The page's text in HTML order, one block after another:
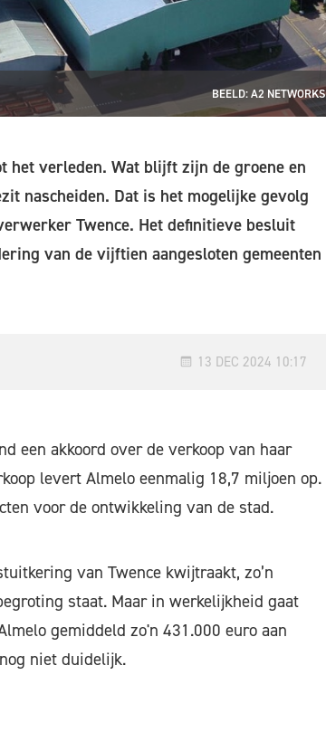
BEELD: A2 NETWORKS
het verleden. Wat blijft zijn de groene en
nascheiden. Dat is het mogelijke gevolg
Twence. Het definitieve besluit
van de vijftien aangesloten gemeenten
13 DEC 2024 10:17
een akkoord over de verkoop van haar
levert Almelo eenmalig 18,7 miljoen op.
voor de ontwikkeling van de stad.
van Twence kwijtraakt, zo’n
staat. Maar in werkelijkheid gaat
gemiddeld zo'n 431.000 euro aan
niet duidelijk.